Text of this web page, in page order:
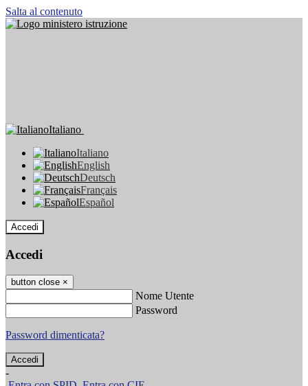
Salta al contenuto
Italiano
Italiano
English
Deutsch
Français
Español
Accedi
Accedi
button close ×
Nome Utente
Password
Password dimenticata?
-